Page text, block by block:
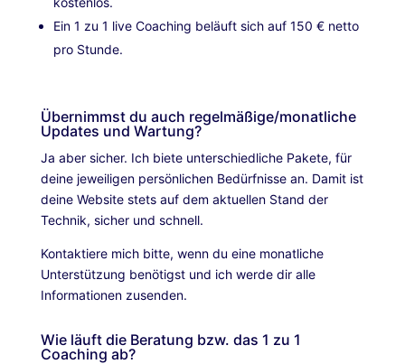
Ein 1 zu 1 live Coaching beläuft sich auf 150 € netto
pro Stunde.
Übernimmst du auch regelmäßige/monatliche
Updates und Wartung?
Ja aber sicher. Ich biete unterschiedliche Pakete, für
deine jeweiligen persönlichen Bedürfnisse an. Damit ist
deine Website stets auf dem aktuellen Stand der
Technik, sicher und schnell.
Kontaktiere mich bitte, wenn du eine monatliche
Unterstützung benötigst und ich werde dir alle
Informationen zusenden.
Wie läuft die Beratung bzw. das 1 zu 1
Coaching ab?